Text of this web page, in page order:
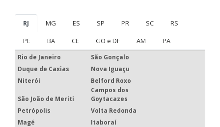
RJ MG ES SP PR SC
RS
PE
BA CE GO e DF AM PA
Rio de Janeiro
São Gonçalo
Duque de Caxias
Nova Iguaçu
Niterói
Belford Roxo
São João de Meriti
Campos dos
Goytacazes
Petrópolis
Volta Redonda
Magé
Itaboraí